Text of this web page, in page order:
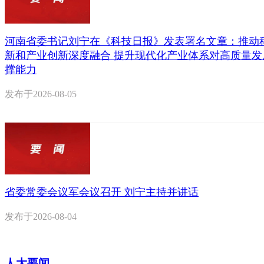
河南省委书记刘宁在《科技日报》发表署名文章：推动
新和产业创新深度融合 提升现代化产业体系对高质量
撑能力
发布于2026-08-05
省委常委会议军会议召开 刘宁主持并讲话
发布于2026-08-04